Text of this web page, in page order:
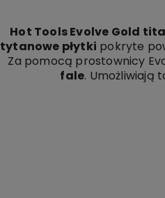
Hot Tools Evolve Gold
tytanowe płytki pokryte
Za pomocą prostownicy
fale. Umożliwiają